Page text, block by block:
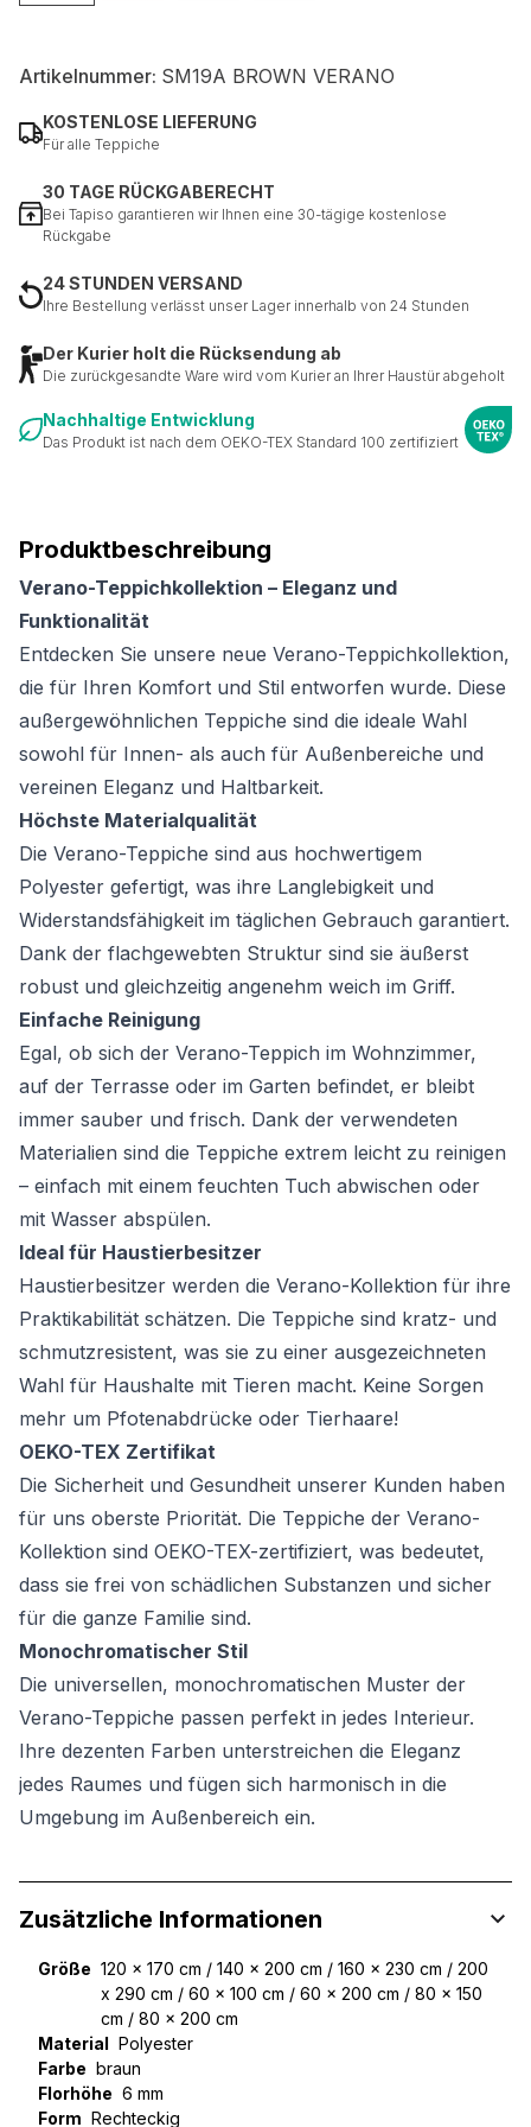
Produktbeschreibung
Verano-Teppichkollektion – Eleganz und
Funktionalität
Entdecken Sie unsere neue Verano-Teppichkollektion,
die für Ihren Komfort und Stil entworfen wurde. Diese
außergewöhnlichen Teppiche sind die ideale Wahl
sowohl für Innen- als auch für Außenbereiche und
vereinen Eleganz und Haltbarkeit.
Höchste Materialqualität
Die Verano-Teppiche sind aus hochwertigem
Polyester gefertigt, was ihre Langlebigkeit und
Widerstandsfähigkeit im täglichen Gebrauch garantiert.
Dank der flachgewebten Struktur sind sie äußerst
robust und gleichzeitig angenehm weich im Griff.
Einfache Reinigung
Egal, ob sich der Verano-Teppich im Wohnzimmer,
auf der Terrasse oder im Garten befindet, er bleibt
immer sauber und frisch. Dank der verwendeten
Materialien sind die Teppiche extrem leicht zu reinigen
– einfach mit einem feuchten Tuch abwischen oder
mit Wasser abspülen.
Ideal für Haustierbesitzer
Haustierbesitzer werden die Verano-Kollektion für ihre
Praktikabilität schätzen. Die Teppiche sind kratz- und
schmutzresistent, was sie zu einer ausgezeichneten
Wahl für Haushalte mit Tieren macht. Keine Sorgen
mehr um Pfotenabdrücke oder Tierhaare!
OEKO-TEX Zertifikat
Die Sicherheit und Gesundheit unserer Kunden haben
für uns oberste Priorität. Die Teppiche der Verano-
Kollektion sind OEKO-TEX-zertifiziert, was bedeutet,
dass sie frei von schädlichen Substanzen und sicher
für die ganze Familie sind.
Monochromatischer Stil
Die universellen, monochromatischen Muster der
Verano-Teppiche passen perfekt in jedes Interieur.
Ihre dezenten Farben unterstreichen die Eleganz
jedes Raumes und fügen sich harmonisch in die
Umgebung im Außenbereich ein.
Artikelnummer: SM19A BROWN VERANO
KOSTENLOSE LIEFERUNG
Für alle Teppiche
30 TAGE RÜCKGABERECHT
Bei Tapiso garantieren wir Ihnen eine 30-tägige kostenlose
Rückgabe
24 STUNDEN VERSAND
Ihre Bestellung verlässt unser Lager innerhalb von 24 Stunden
Der Kurier holt die Rücksendung ab
Die zurückgesandte Ware wird vom Kurier an Ihrer Haustür abgeholt
Nachhaltige Entwicklung
Das Produkt ist nach dem OEKO-TEX Standard 100 zertifiziert
Zusätzliche Informationen
Größe 120 x 170 cm / 140 x 200 cm / 160 x 230 cm / 200
x 290 cm / 60 x 100 cm / 60 x 200 cm / 80 x 150
cm / 80 x 200 cm
Material Polyester
Farbe braun
Florhöhe 6 mm
Form Rechteckig
Nicht kategorisiert.
analysiert werden und noch keiner Kategorie zugeordnet
wurden.
Meine Einstellungen speichern